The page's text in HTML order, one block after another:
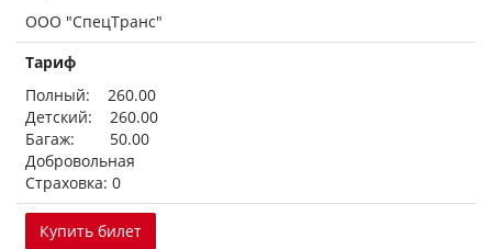
ООО "СпецТранс"
Тариф
Полный: 260.00
Детский: 260.00
Багаж: 50.00
Добровольная
Страховка: 0
Купить билет